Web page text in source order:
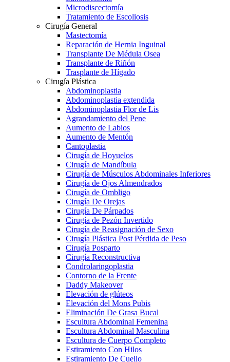
Microdiscectomía
Tratamiento de Escoliosis
Cirugía General
Mastectomía
Reparación de Hernia Inguinal
Transplante De Médula Osea
Transplante de Riñón
Trasplante de Hígado
Cirugía Plástica
Abdominoplastia
Abdominoplastia extendida
Abdominoplastia Flor de Lis
Agrandamiento del Pene
Aumento de Labios
Aumento de Mentón
Cantoplastia
Cirugía de Hoyuelos
Cirugía de Mandíbula
Cirugía de Músculos Abdominales Inferiores
Cirugía de Ojos Almendrados
Cirugía de Ombligo
Cirugía De Orejas
Cirugía De Párpados
Cirugía de Pezón Invertido
Cirugía de Reasignación de Sexo
Cirugía Plástica Post Pérdida de Peso
Cirugía Posparto
Cirugía Reconstructiva
Condrolaringoplastia
Contorno de la Frente
Daddy Makeover
Elevación de glúteos
Elevación del Mons Pubis
Eliminación De Grasa Bucal
Escultura Abdominal Femenina
Escultura Abdominal Masculina
Escultura de Cuerpo Completo
Estiramiento Con Hilos
Estiramiento De Cuello